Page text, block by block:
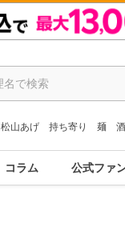
松山あげ 持ち寄り 麺
コラム 公式ファ